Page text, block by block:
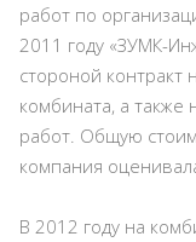
работ по
2011 году «ЗУМК-
стороной контракт
комбината, а
работ. Общую
компания
В 2012 году на